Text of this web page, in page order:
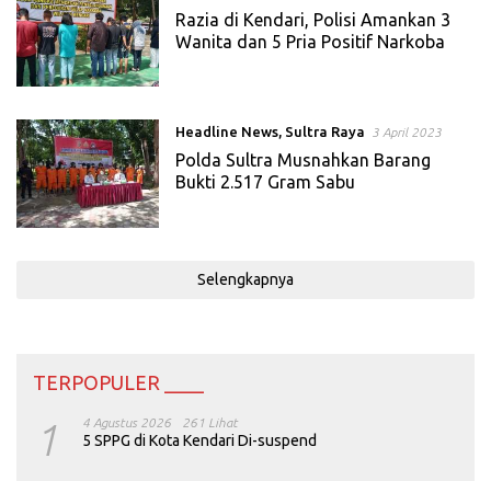
Razia di Kendari, Polisi Amankan 3
Wanita dan 5 Pria Positif Narkoba
Headline News, Sultra Raya 3 April 2023
Polda Sultra Musnahkan Barang
Bukti 2.517 Gram Sabu
Selengkapnya
TERPOPULER ____
1 4 Agustus 2026 261 Lihat
5 SPPG di Kota Kendari Di-suspend